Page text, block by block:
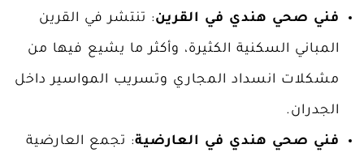
فني صحي هندي في القرين: تنتشر في القرين
المباني السكنية الكثيرة، وأكثر ما يشيع فيها من
مشكلات انسداد المجاري وتسريب المواسير داخل
الجدران.
فني صحي هندي في العارضية: تجمع العارضية